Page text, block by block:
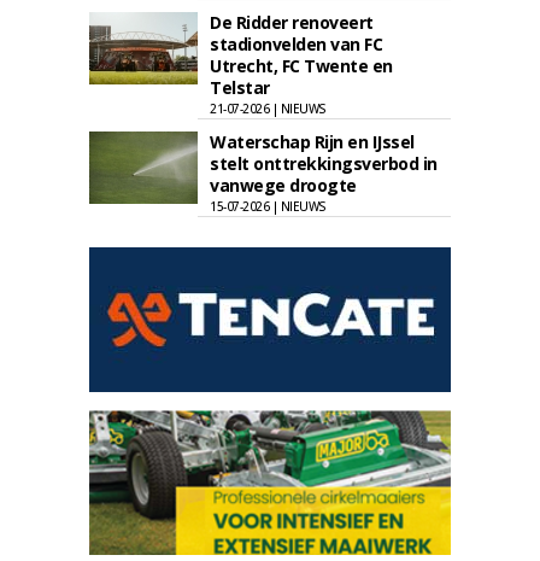
De Ridder renoveert
stadionvelden van FC
Utrecht, FC Twente en
Telstar
21-07-2026 | NIEUWS
Waterschap Rijn en IJssel
stelt onttrekkingsverbod in
vanwege droogte
15-07-2026 | NIEUWS